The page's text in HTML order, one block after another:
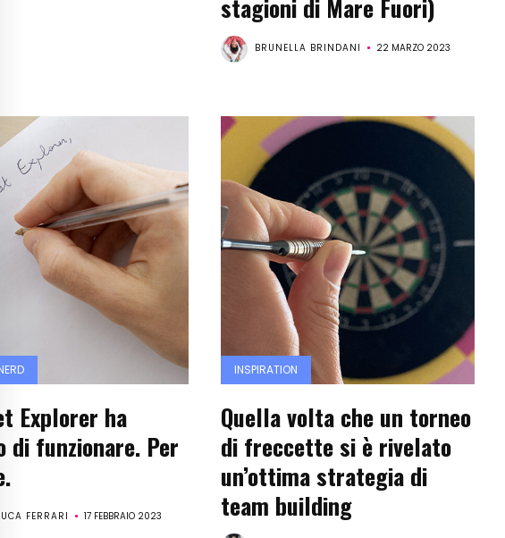
stagioni di Mare Fuori)
BRUNELLA BRINDANI 22 MARZO 2023
Explorer ha
di funzionare. Per
FERRARI 17 FEBBRAIO 2023
INSPIRATION
Quella volta che un torneo
di freccette si è rivelato
un’ottima strategia di
team building